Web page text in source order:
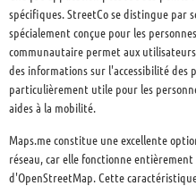
spécifiques. StreetCo se distingue par
spécialement conçue pour les
communautaire permet aux
des informations sur l'accessibilité des
particulièrement utile pour les
aides à la mobilité.
Maps.me constitue une excellente
réseau, car elle fonctionne
d'OpenStreetMap. Cette